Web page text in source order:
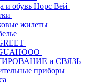
и обувь Норс Вей
жилеты
и СВЯЗЬ
приборы